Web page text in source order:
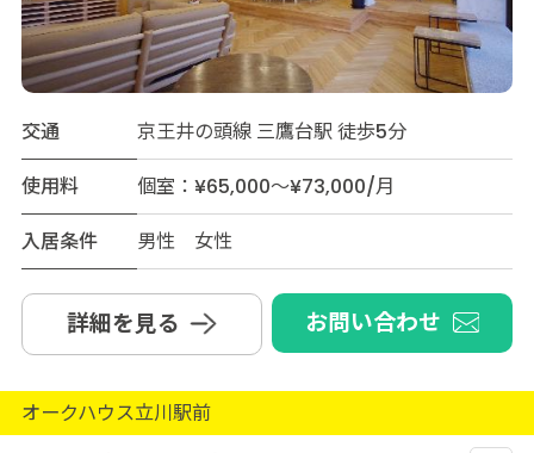
交通
京王井の頭線 三鷹台駅 徒歩5分
使用料
個室：¥65,000～¥73,000/月
入居条件
男性 女性
詳細を見る お問い合わせ
オークハウス立川駅前